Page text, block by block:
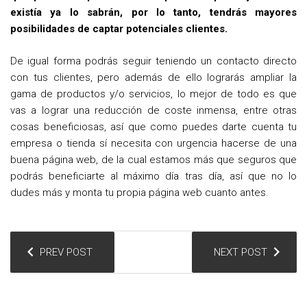
existía ya lo sabrán, por lo tanto, tendrás mayores
posibilidades de captar potenciales clientes.
De igual forma podrás seguir teniendo un contacto directo
con tus clientes, pero además de ello lograrás ampliar la
gama de productos y/o servicios, lo mejor de todo es que
vas a lograr una reducción de coste inmensa, entre otras
cosas beneficiosas, así que como puedes darte cuenta tu
empresa o tienda sí necesita con urgencia hacerse de una
buena página web, de la cual estamos más que seguros que
podrás beneficiarte al máximo día tras día, así que no lo
dudes más y monta tu propia página web cuanto antes.
a
PREV POST NEXT POST